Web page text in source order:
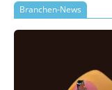
Branchen-News